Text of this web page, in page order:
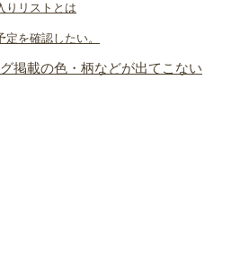
りリストとは
定を確認したい。
掲載の色・柄などが出てこない